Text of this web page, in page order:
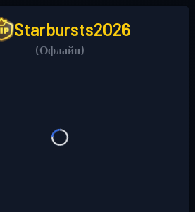
Starbursts2O26
(Офлайн)